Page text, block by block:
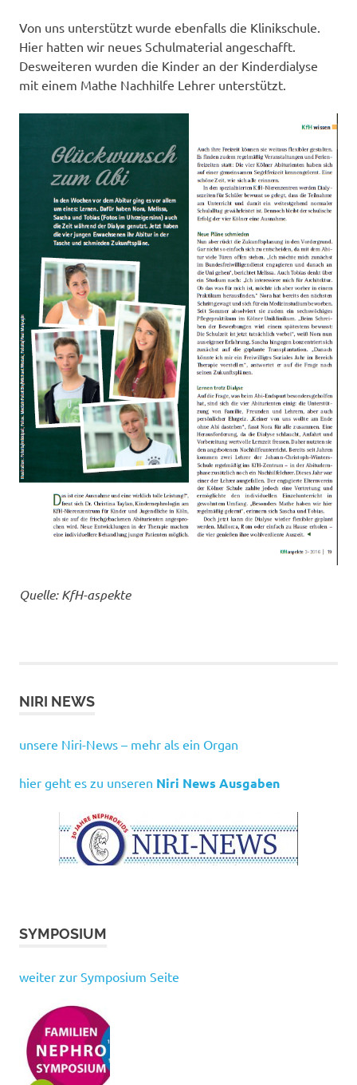
Von uns unterstützt wurde ebenfalls die Klinikschule.
Hier hatten wir neues Schulmaterial angeschafft.
Desweiteren wurden die Kinder an der Kinderdialyse
mit einem Mathe Nachhilfe Lehrer unterstützt.
Quelle: KfH-aspekte
NIRI NEWS
unsere Niri-News – mehr als ein Organ
hier geht es zu unseren Niri News Ausgaben
SYMPOSIUM
weiter zur Symposium Seite